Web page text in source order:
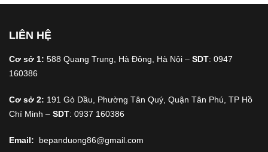
LIÊN HỆ
Cơ sở 1: 588 Quang Trung, Hà Đông, Hà Nội – SDT: 0947
160386
Cơ sở 2: 191 Gò Dầu, Phường Tân Quý, Quận Tân Phú, TP Hồ
Chí Minh – SDT: 0937 160386
Email: bepanduong86@gmail.com